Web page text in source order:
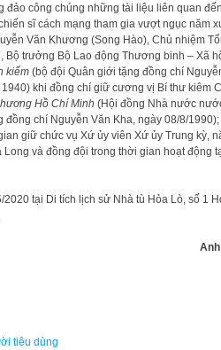
công chúng những tài liệu liên quan
sĩ cách mạng tham gia vượt ngục năm
Văn Khương (Song Hào), Chủ nhiệm
Bộ trưởng Bộ Lao động Thương binh – Xã
kiếm(bộ đội Quân giới tặng đồng chí
khi đồng chí giữ cương vị Bí thư kiêm
Hồ Chí Minh (Hội đồng Nhà nước
chí Nguyễn Văn Kha, ngày 08/8/1990);
giữ chức vụ Xứ ủy viên Xứ ủy Trung kỳ,
và đồng đội trong thời gian hoạt động
tại Di tích lịch sử Nhà tù Hỏa Lò, số 1
tiêu dùng